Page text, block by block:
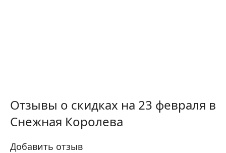
Отзывы о скидках на 23 февраля в
Снежная Королева
Добавить отзыв